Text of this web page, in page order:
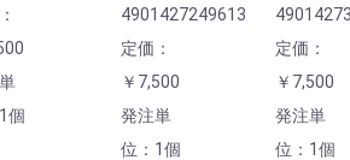
個
4901427249613
定価：
￥7,500
発注単
位：1個
定価：
￥7,500
発注単
位：1個